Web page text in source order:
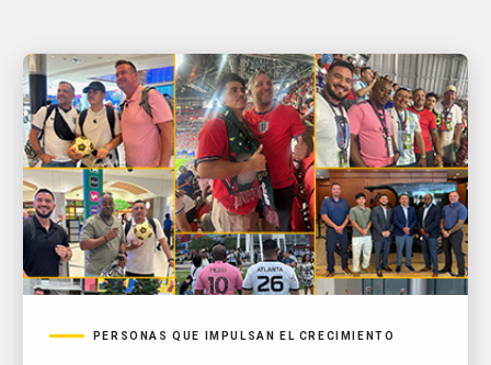
PERSONAS QUE IMPULSAN EL CRECIMIENTO